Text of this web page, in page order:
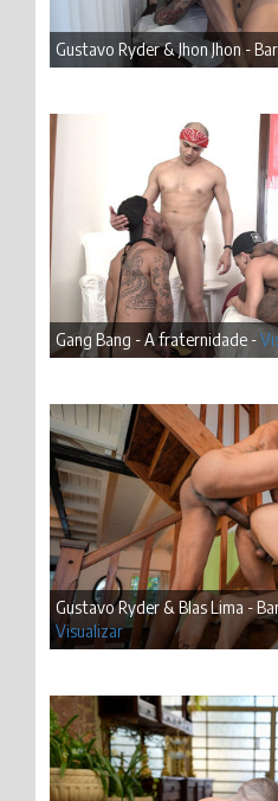
Gustavo Ryder & Jhon Jhon -
Gang Bang - A fraternidade -
Gustavo Ryder & Blas Lima -
Visualizar